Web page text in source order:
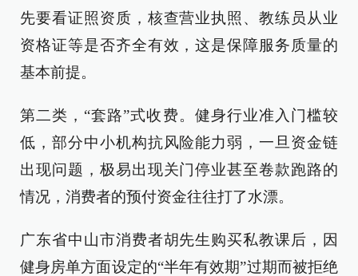
先要看证照资质，核查营业执照、教练员从业
资格证等是否齐全有效，这是保障服务质量的
基本前提。
第二类，“套路”式收费。健身行业准入门槛较
低，部分中小机构抗风险能力弱，一旦资金链
出现问题，极易出现关门停业甚至卷款跑路的
情况，消费者的预付资金往往打了水漂。
广东省中山市消费者胡先生购买私教课后，因
健身房单方面设定的“半年有效期”过期而被拒绝